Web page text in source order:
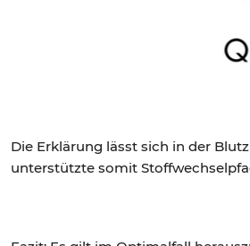
Die Erklärung lässt sich in der
unterstützte somit